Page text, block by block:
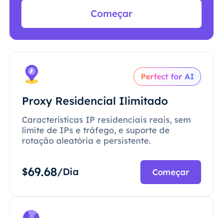
Começar
Perfect for AI
Proxy Residencial Ilimitado
Características IP residenciais reais, sem
limite de IPs e tráfego, e suporte de
rotação aleatória e persistente.
$69.68/Dia Começar